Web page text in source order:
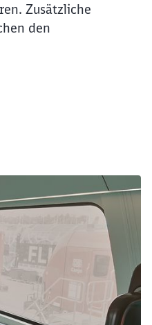
Zusätzliche
den